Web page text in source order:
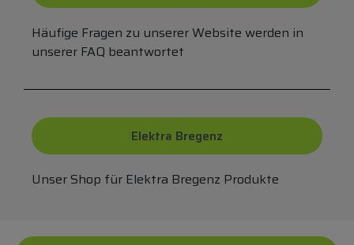
Häufige Fragen zu unserer Website werden in
unserer FAQ beantwortet
Elektra Bregenz
Unser Shop für Elektra Bregenz Produkte